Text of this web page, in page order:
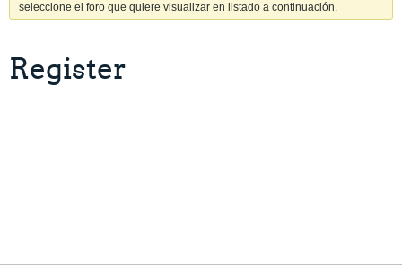
seleccione el foro que quiere visualizar en listado a continuación.
Register